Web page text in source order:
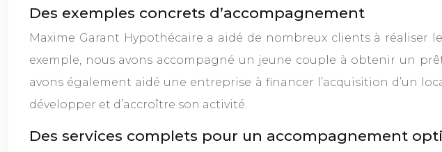
Des exemples concrets d’accompagnement
Maxime Garant Hypothécaire a aidé de nombreux clients à
exemple, nous avons accompagné un jeune couple à obtenir un
avons également aidé une entreprise à financer l’acquisition d’un
développer et d’accroître son activité.
Des services complets pour un accompagnement